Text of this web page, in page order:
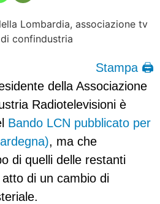
Stampa 🖨
della Associazione
Radiotelevisioni è
Bando LCN pubblicato per
, ma che
di quelli delle restanti
di un cambio di